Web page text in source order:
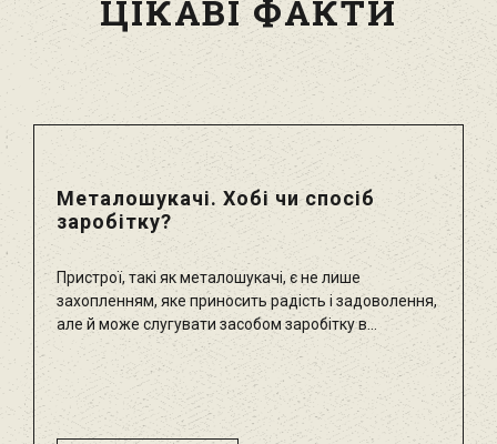
ЦІКАВІ ФАКТИ
Металошукачі. Хобі чи спосіб
заробітку?
Пристрої, такі як металошукачі, є не лише
захопленням, яке приносить радість і задоволення,
але й може слугувати засобом заробітку в...